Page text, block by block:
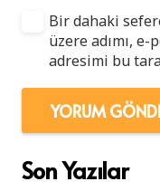
Bir dahaki
üzere adımı,
adresimi bu
YORUM
Son Yazılar